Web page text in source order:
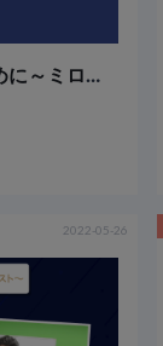
自己アップデートし続けるために～ミロス集中講座～
2022-05-26